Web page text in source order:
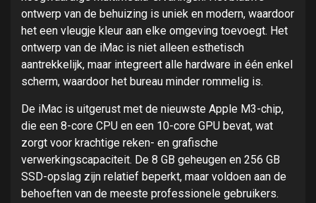
ontwerp van de behuizing is uniek en modern, waardoor
het een vleugje kleur aan elke omgeving toevoegt. Het
ontwerp van de iMac is niet alleen esthetisch
aantrekkelijk, maar integreert alle hardware in één enkel
scherm, waardoor het bureau minder rommelig is.
De iMac is uitgerust met de nieuwste Apple M3-chip,
die een 8-core CPU en een 10-core GPU bevat, wat
zorgt voor krachtige reken- en grafische
verwerkingscapaciteit. De 8 GB geheugen en 256 GB
SSD-opslag zijn relatief beperkt, maar voldoen aan de
behoeften van de meeste professionele gebruikers.